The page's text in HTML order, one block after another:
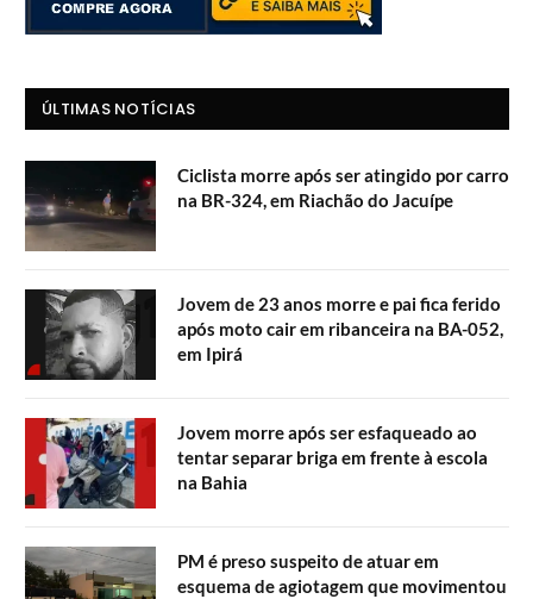
ÚLTIMAS NOTÍCIAS
Ciclista morre após ser atingido por carro
na BR-324, em Riachão do Jacuípe
Jovem de 23 anos morre e pai fica ferido
após moto cair em ribanceira na BA-052,
em Ipirá
Jovem morre após ser esfaqueado ao
tentar separar briga em frente à escola
na Bahia
PM é preso suspeito de atuar em
esquema de agiotagem que movimentou